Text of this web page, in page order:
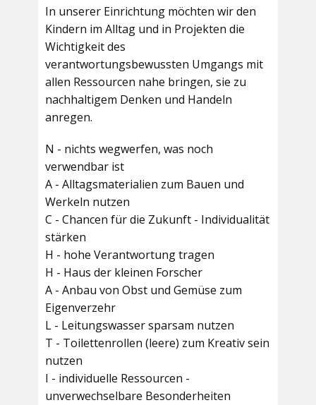
In unserer Einrichtung möchten wir den
Kindern im Alltag und in Projekten die
Wichtigkeit des
verantwortungsbewussten Umgangs mit
allen Ressourcen nahe bringen, sie zu
nachhaltigem Denken und Handeln
anregen.
N - nichts wegwerfen, was noch
verwendbar ist
A - Alltagsmaterialien zum Bauen und
Werkeln nutzen
C - Chancen für die Zukunft - Individualität
stärken
H - hohe Verantwortung tragen
H - Haus der kleinen Forscher
A - Anbau von Obst und Gemüse zum
Eigenverzehr
L - Leitungswasser sparsam nutzen
T - Toilettenrollen (leere) zum Kreativ sein
nutzen
I - individuelle Ressourcen -
unverwechselbare Besonderheiten